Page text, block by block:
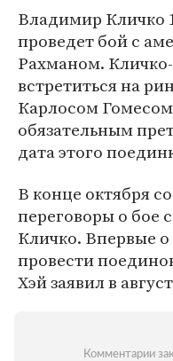
Владимир Кличко
проведет бой с
Рахманом.
встретиться на
Карлосом
обязательным
дата этого
В конце октября
переговоры о бое
Кличко. Впервые
провести
Хэй заявил в
Комментарии